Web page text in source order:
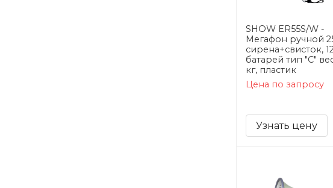
SHOW ER55S/W -
Мегафон ручной
сирена+свисток,
батарей тип "С"
кг, пластик
Цена по запросу
Узнать цену